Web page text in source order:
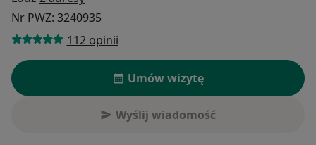
Nr PWZ: 3240935
112 opinii
Umów wizytę
Wyślij wiadomość